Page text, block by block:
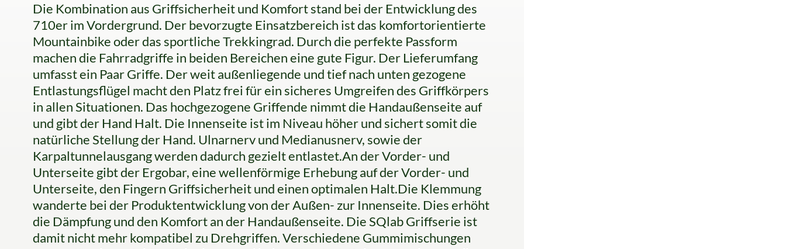
Die Kombination aus Griffsicherheit und Komfort stand bei der Entwicklung des
710er im Vordergrund. Der bevorzugte Einsatzbereich ist das komfortorientierte
Mountainbike oder das sportliche Trekkingrad. Durch die perfekte Passform
machen die Fahrradgriffe in beiden Bereichen eine gute Figur. Der Lieferumfang
umfasst ein Paar Griffe. Der weit außenliegende und tief nach unten gezogene
Entlastungsflügel macht den Platz frei für ein sicheres Umgreifen des Griffkörpers
in allen Situationen. Das hochgezogene Griffende nimmt die Handaußenseite auf
und gibt der Hand Halt. Die Innenseite ist im Niveau höher und sichert somit die
natürliche Stellung der Hand. Ulnarnerv und Medianusnerv, sowie der
Karpaltunnelausgang werden dadurch gezielt entlastet.An der Vorder- und
Unterseite gibt der Ergobar, eine wellenförmige Erhebung auf der Vorder- und
Unterseite, den Fingern Griffsicherheit und einen optimalen Halt.Die Klemmung
wanderte bei der Produktentwicklung von der Außen- zur Innenseite. Dies erhöht
die Dämpfung und den Komfort an der Handaußenseite. Die SQlab Griffserie ist
damit nicht mehr kompatibel zu Drehgriffen. Verschiedene Gummimischungen